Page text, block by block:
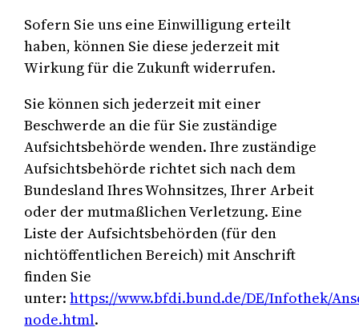
Sofern Sie uns eine Einwilligung erteilt
haben, können Sie diese jederzeit mit
Wirkung für die Zukunft widerrufen.
Sie können sich jederzeit mit einer
Beschwerde an die für Sie zuständige
Aufsichtsbehörde wenden. Ihre zuständige
Aufsichtsbehörde richtet sich nach dem
Bundesland Ihres Wohnsitzes, Ihrer Arbeit
oder der mutmaßlichen Verletzung. Eine
Liste der Aufsichtsbehörden (für den
nichtöffentlichen Bereich) mit Anschrift
finden Sie
unter:https://www.bfdi.bund.de/DE/Infothek/
node.html.